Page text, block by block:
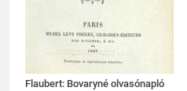
Flaubert: Bovaryné olvasónapló